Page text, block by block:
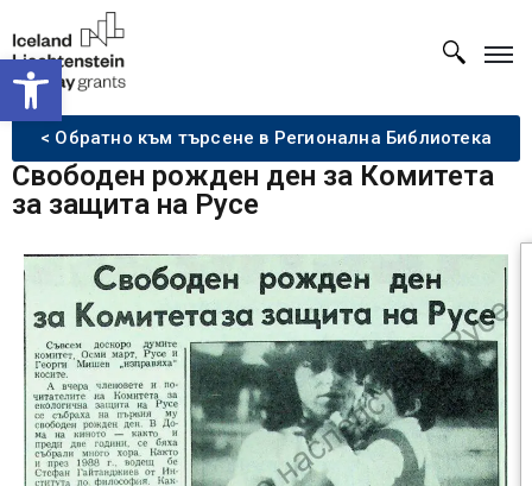
Open toolbar
< Обратно към търсене в Регионална Библиотека
Свободен рожден ден за Комитета
за защита на Русе